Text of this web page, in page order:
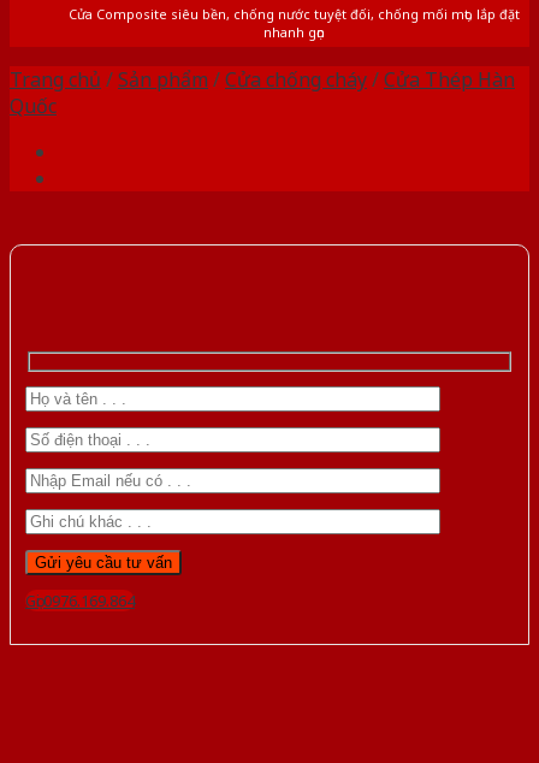
Cửa Composite siêu bền, chống nước tuyệt đối, chống mối mọt, lắp đặt
nhanh gọn
Trang chủ /Sản phẩm /Cửa chống cháy/Cửa Thép Hàn
Quốc
Gọi 0976.169.864